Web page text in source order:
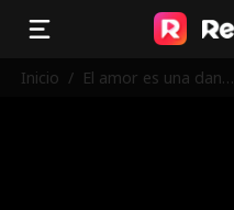
Inicio / El amor es una danza